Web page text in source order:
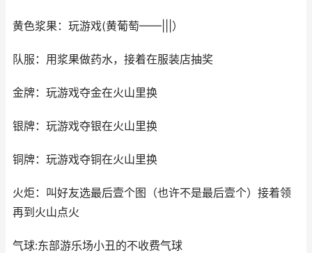
黄色浆果：玩游戏(黄葡萄——|||）
队服：用浆果做药水，接着在服装店抽奖
金牌：玩游戏夺金在火山里换
银牌：玩游戏夺银在火山里换
铜牌：玩游戏夺铜在火山里换
火炬：叫好友选最后壹个图（也许不是最后壹个）接着领
再到火山点火
气球:东部游乐场小丑的不收费气球